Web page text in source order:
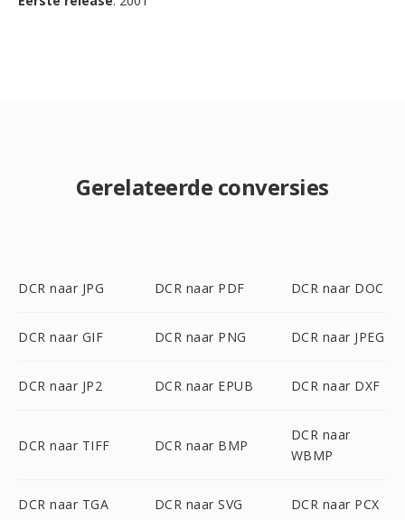
Gerelateerde conversies
DCR naar JPG DCR naar PDF DCR naar DOC
DCR naar GIF DCR naar PNG DCR naar JPEG
DCR naar JP2 DCR naar EPUB DCR naar DXF
DCR naar TIFF DCR naar BMP
DCR naar
WBMP
DCR naar TGA DCR naar SVG DCR naar PCX